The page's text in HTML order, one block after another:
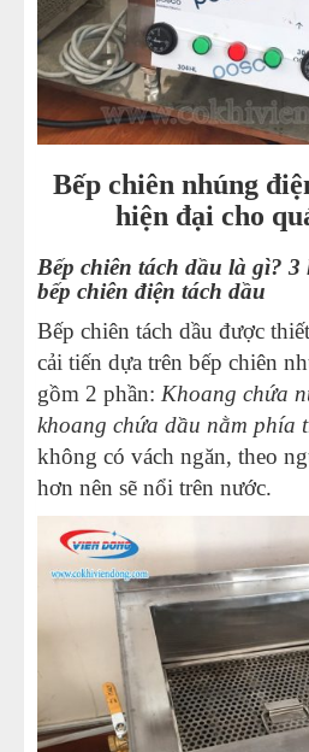
Bếp chiên nhúng
hiện đại cho
Bếp chiên tách dầu là gì?
bếp chiên điện tách dầu
Bếp chiên tách dầu được
cải tiến dựa trên bếp chiên
gồm 2 phần: Khoang chứa
khoang chứa dầu nằm phía
không có vách ngăn, theo
hơn nên sẽ nổi trên nước.